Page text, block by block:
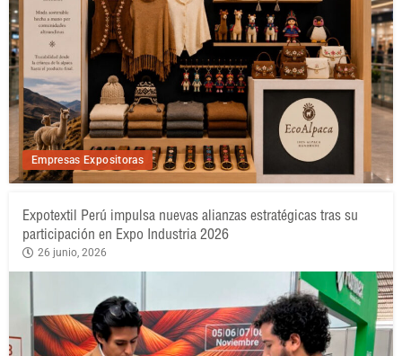
Empresas Expositoras
Expotextil Perú impulsa nuevas alianzas estratégicas tras su
participación en Expo Industria 2026
26 junio, 2026